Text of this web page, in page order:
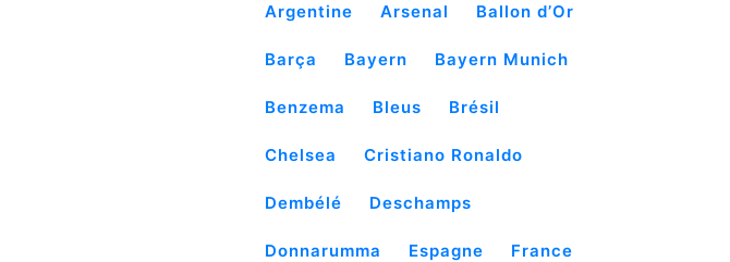
Argentine Arsenal Ballon d’Or
Barça Bayern Bayern Munich
Benzema Bleus Brésil
Chelsea Cristiano Ronaldo
Dembélé Deschamps
Donnarumma Espagne France